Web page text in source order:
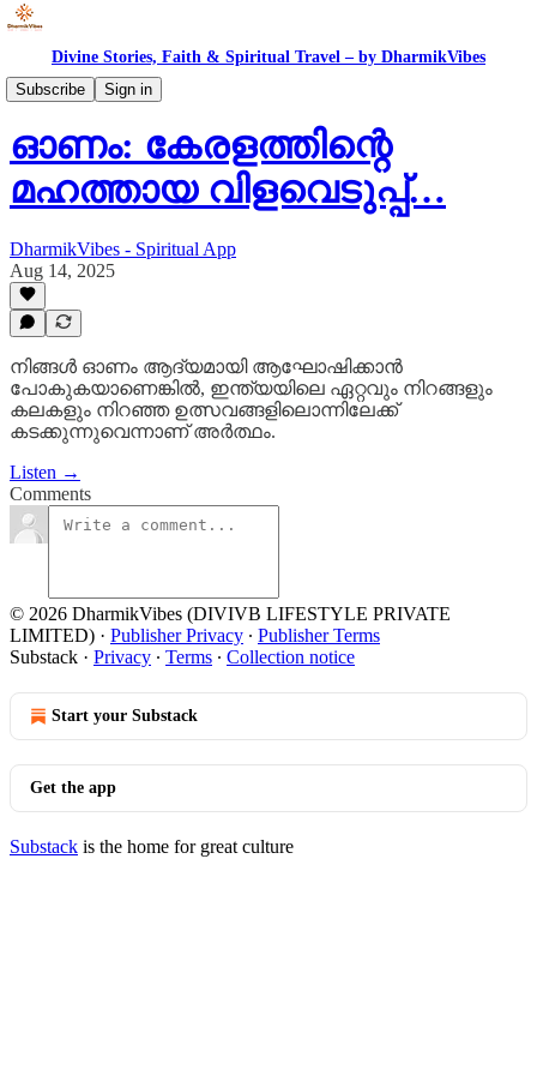
Divine Stories, Faith & Spiritual Travel – by DharmikVibes
Subscribe
Sign in
Spiritual India
ഓണം: കേരളത്തിന്റെ
മഹത്തായ വിളവെടുപ്പ്…
DharmikVibes - Spiritual App
Aug 14, 2025
നിങ്ങൾ ഓണം ആദ്യമായി ആഘോഷിക്കാൻ
പോകുകയാണെങ്കിൽ, ഇന്ത്യയിലെ ഏറ്റവും നിറങ്ങളും
കലകളും നിറഞ്ഞ ഉത്സവങ്ങളിലൊന്നിലേക്ക്
കടക്കുന്നുവെന്നാണ് അർത്ഥം.
Listen →
Comments
© 2026 DharmikVibes (DIVIVB LIFESTYLE PRIVATE
LIMITED) · Publisher Privacy ∙ Publisher Terms
Substack · Privacy ∙ Terms ∙ Collection notice
Start your Substack
Get the app
Substack is the home for great culture